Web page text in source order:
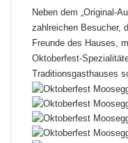
Neben dem „Original-
zahlreichen Besucher,
Freunde des Hauses,
Oktoberfest-
Traditionsgasthauses